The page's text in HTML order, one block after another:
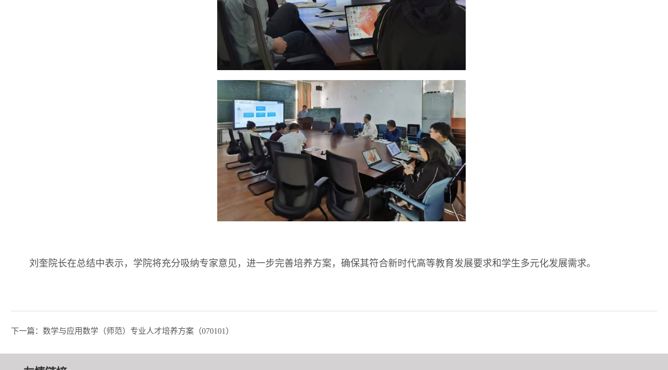
刘奎院长在总结中表示，学院将充分吸纳专家意见，进一步完善培养方案，确保其符合新时代高等教育发展要求和学生多元化发展需求。
下一篇：数学与应用数学（师范）专业人才培养方案（070101）